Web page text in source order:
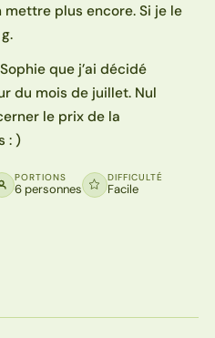
mettre plus encore. Si je le
que j’ai décidé
du mois de juillet. Nul
le prix de la
: )
PORTIONS
6 personnes
DIFFICULTÉ
Facile